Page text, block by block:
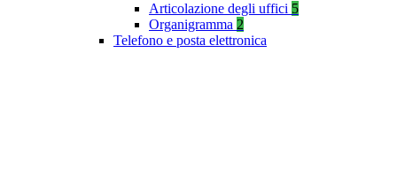
Articolazione degli uffici 5
Organigramma 2
Telefono e posta elettronica